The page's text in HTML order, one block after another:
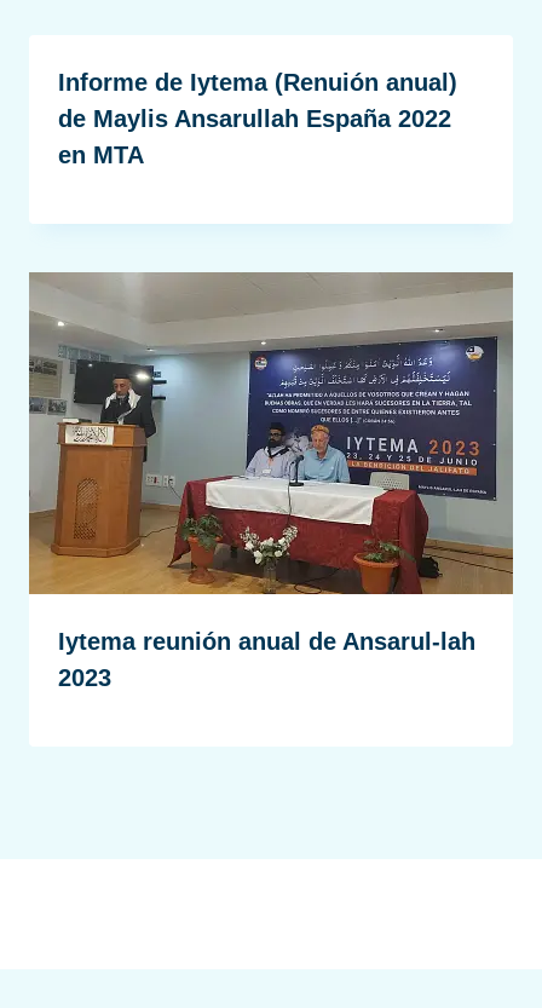
Informe de Iytema (Renuión anual)
de Maylis Ansarullah España 2022
en MTA
Iytema reunión anual de Ansarul-lah
2023